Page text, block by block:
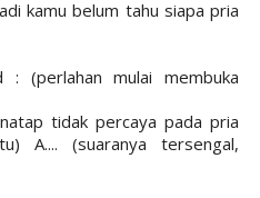
kamu belum tahu siapa pria
(perlahan mulai membuka
tidak percaya pada pria
A.... (suaranya tersengal,